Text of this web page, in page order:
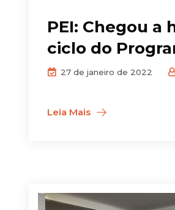
PEI: Chegou
ciclo do
27 de janeiro de 2022
Leia Mais